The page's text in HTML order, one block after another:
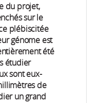
du projet,
sur le
plébiscitée
génome est
été
étudier
sont eux-
de
un grand